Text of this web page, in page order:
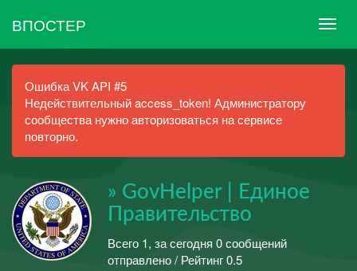
ВПОСТЕР
Ошибка VK API #5
Недействительный access_token! Администратору
сообщества нужно авторизоваться на сервисе
повторно.
» GovHelper | Единое
Правительство
Всего 1, за сегодня 0 сообщений
отправлено / Рейтинг 0.5